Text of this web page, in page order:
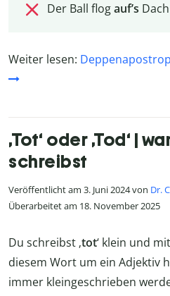
Der Ball flogauf’s
Weiter lesen:
‚Tot‘ oder ‚Tod‘ |
schreibst
Veröffentlicht am 3. Juni 2024 von Dr.
Überarbeitet am 18. November 2025
Du schreibst ‚tot‘ klein und
diesem Wort um ein Adjektiv
immer kleingeschrieben